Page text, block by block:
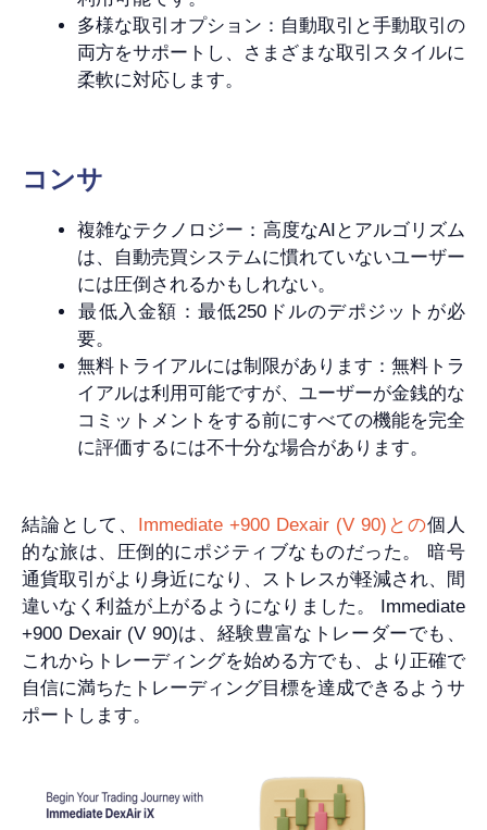
多様な取引オプション：自動取引と手動取引の
両方をサポートし、さまざまな取引スタイルに
柔軟に対応します。
コンサ
複雑なテクノロジー：高度なAIとアルゴリズム
は、自動売買システムに慣れていないユーザー
には圧倒されるかもしれない。
最低入金額：最低250ドルのデポジットが必
要。
無料トライアルには制限があります：無料トラ
イアルは利用可能ですが、ユーザーが金銭的な
コミットメントをする前にすべての機能を完全
に評価するには不十分な場合があります。
結論として、 Immediate +900 Dexair (V 90)との個人
的な旅は、圧倒的にポジティブなものだった。 暗号
通貨取引がより身近になり、ストレスが軽減され、間
違いなく利益が上がるようになりました。 Immediate
+900 Dexair (V 90)は、経験豊富なトレーダーでも、
これからトレーディングを始める方でも、より正確で
自信に満ちたトレーディング目標を達成できるようサ
ポートします。